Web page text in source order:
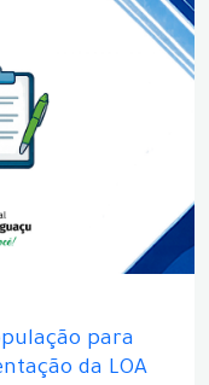
para
da LOA